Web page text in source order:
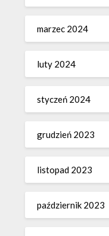
marzec 2024
luty 2024
styczeń 2024
grudzień 2023
listopad 2023
październik 2023